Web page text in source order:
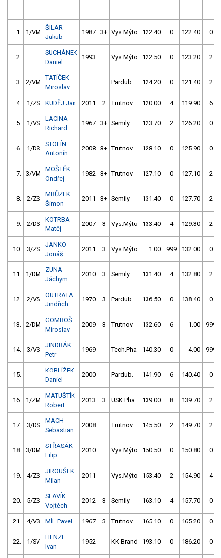
1. 1/VM
ŠILAR
Jakub
1987 3+ Vys.Mýto 122.40 0 122.40 0
2.
SUCHÁNEK
Daniel
1993 Vys.Mýto 122.50 0 123.20 2
3. 2/VM
TATÍČEK
Miroslav
Pardub. 124.20 0 121.40 2
4. 1/ZS KUDĚJ Jan 2011 2 Trutnov 120.00 4 119.90 6
5. 1/VS
LACINA
Richard
1967 3+ Semily 123.70 2 126.20 0
6. 1/DS
STOLÍN
Antonín
2008 3+ Trutnov 128.10 0 125.90 0
7. 3/VM
MOŠTĚK
Ondřej
1982 3+ Trutnov 127.10 0 127.10 2
8. 2/ZS
MRŮZEK
Šimon
2011 3+ Semily 131.40 0 127.70 2
9. 2/DS
KOTRBA
Matěj
2007 3 Vys.Mýto 133.40 4 129.30 2
10. 3/ZS
JANKO
Jonáš
2011 3 Vys.Mýto 1.00 999 132.00 0
11. 1/DM
ZUNA
Jáchym
2010 3 Semily 131.40 4 132.80 2
12. 2/VS
OUTRATA
Jindřich
1970 3 Pardub. 136.50 0 138.40 0
13. 2/DM
GOMBOŠ
Miroslav
2009 3 Trutnov 132.60 6 1.00 999
14. 3/VS
JINDRÁK
Petr
1969 Tech.Pha 140.30 0 4.00 999
15.
KOBLÍŽEK
Daniel
2000 Pardub. 141.90 6 140.40 0
16. 1/ZM
MATUŠTÍK
Robert
2013 3 USK Pha 139.00 8 139.70 2
17. 3/DS
MACH
Sebastian
2008 Trutnov 145.50 2 149.70 2
18. 3/DM
STŘASÁK
Filip
2010 Vys.Mýto 150.50 0 150.80 0
19. 4/ZS
JIROUŠEK
Milan
2011 Vys.Mýto 153.40 2 154.90 4
20. 5/ZS
SLAVÍK
Vojtěch
2012 3 Semily 163.10 4 157.70 0
21. 4/VS MÍL Pavel 1967 3 Trutnov 165.10 0 165.20 0
22. 1/SV
HENZL
Ivan
1952 KK Brand 193.10 0 186.20 0